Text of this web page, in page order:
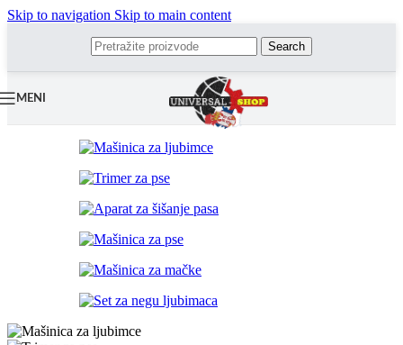
Skip to navigation Skip to main content
Search
MENI